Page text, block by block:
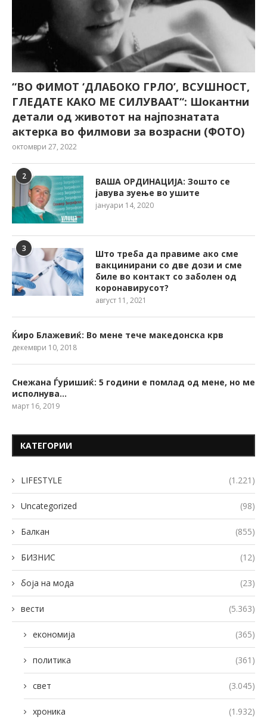
“ВО ФИМОТ ‘ДЛАБОКО ГРЛО’, ВСУШНОСТ,
ГЛЕДАТЕ КАКО МЕ СИЛУВААТ“: Шокантни
детали од животот на најпознатата
актерка во филмови за возрасни (ФОТО)
октомври 27, 2022
2
ВАША ОРДИНАЦИЈА: Зошто се
јавува зуење во ушите
јануари 14, 2020
3
Што треба да правиме ако сме
вакцинирани со две дози и сме
биле во контакт со заболен од
коронавирусот?
август 11, 2021
Ќиро Блажевиќ: Во мене тече македонска крв
декември 10, 2018
Снежана Ѓуришиќ: 5 години е помлад од мене, но ме
исполнува…
март 16, 2019
КАТЕГОРИИ
LIFESTYLE (1.221)
Uncategorized (98)
Балкан (855)
БИЗНИС (12)
боја на мода (23)
вести (5.363)
економија (365)
политика (361)
свет (3.045)
хроника (1.932)